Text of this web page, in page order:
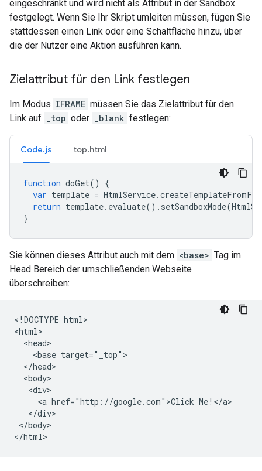
eingeschränkt und wird nicht als Attribut in der Sandbox
festgelegt. Wenn Sie Ihr Skript umleiten müssen, fügen Sie
stattdessen einen Link oder eine Schaltfläche hinzu, über
die der Nutzer eine Aktion ausführen kann.
Zielattribut für den Link festlegen
Im Modus IFRAME müssen Sie das Zielattribut für den
Link auf
_top oder _blank festlegen:
Code.js top.html
function doGet()
{
var template = HtmlService.
return template. evaluate(). setSandboxMode(
}
Sie können dieses Attribut auch mit dem <base> Tag im
Head Bereich der umschließenden Webseite
überschreiben:
<!DOCTYPE html>
<html>
  <head>
    <base target="_top">
  </head>
  <body>
   <div>
     <a href="http://google.com">Click Me!</a>
   </div>
</body>